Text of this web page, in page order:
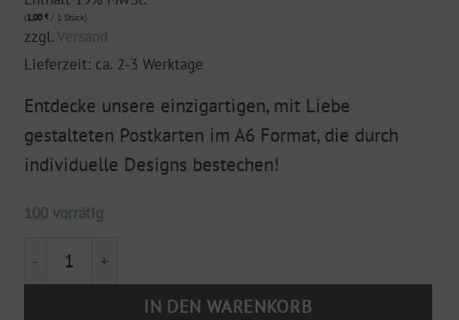
(1,00 €/ 1 Stück)
zzgl.Versand
Lieferzeit: ca. 2-3 Werktage
Entdecke unsere einzigartigen, mit Liebe
gestalteten Postkarten im A6 Format, die durch
individuelle Designs bestechen!
100 vorrätig
Postkarte Schön, dass es dich gibt DIN A6 Menge
IN DEN WARENKORB